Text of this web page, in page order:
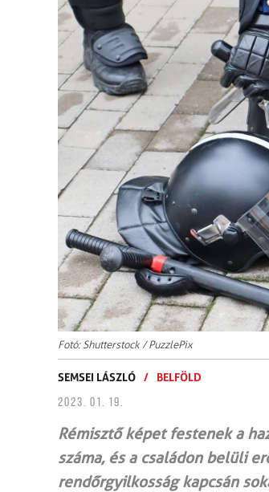
Fotó: Shutterstock / PuzzlePix
SEMSEI LÁSZLÓ / BELFÖLD
2023. 01. 19.
Rémisztő képet festenek a
száma, és a családon belüli
rendőrgyilkosság kapcsán